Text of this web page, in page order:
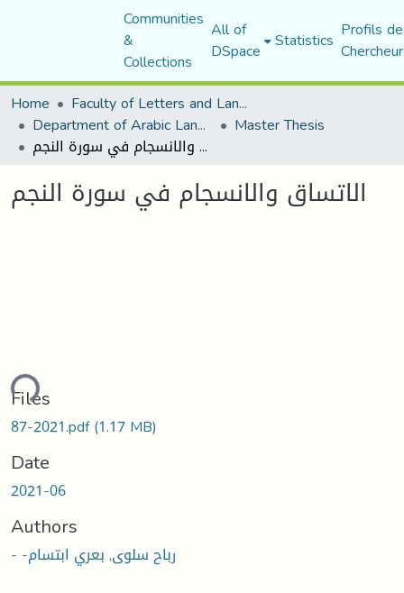
Communities
&
Collections
All of
DSpace Statistics Profils
Home
Faculty of Letters and Languages
Department of Arabic Language and Literature Master Thesis
الاتساق والانسجام في سورة النجم
الاتساق والانسجام في سورة النجم
Files
87-2021.pdf(1.17 MB)
Date
2021-06
Authors
- -رباح سلوى, بعري ابتسام